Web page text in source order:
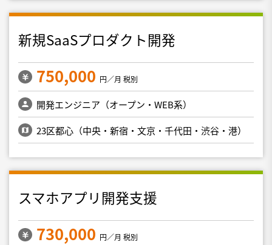
新規SaaSプロダクト開発
750,000 円／月 税別
開発エンジニア（オープン・WEB系）
23区都心（中央・新宿・文京・千代田・渋谷・港）
スマホアプリ開発支援
730,000 円／月 税別